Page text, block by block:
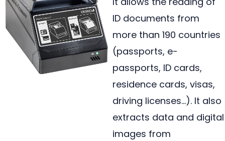
ID documents from
more than 190 countries
(passports, e-
passports, ID cards,
residence cards, visas,
driving licenses…). It also
extracts data and digital
images from